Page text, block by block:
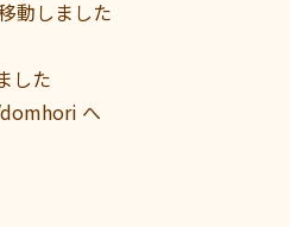
動しました
した
へ